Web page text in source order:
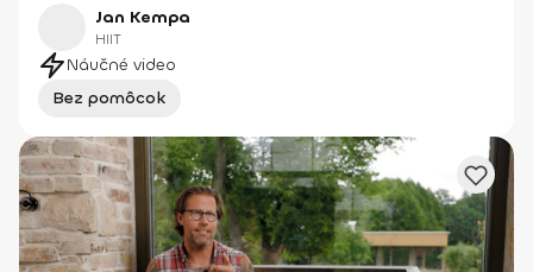
Jan Kempa
HIIT
Náučné video
Bez pomôcok